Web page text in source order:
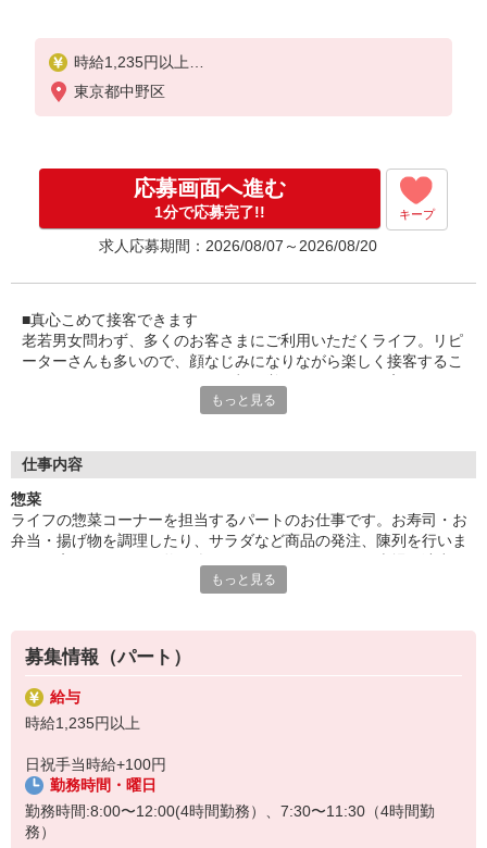
時給1,235円以上
日祝手当時給+100円
東京都中野区
応募画面へ進む
1分で応募完了!! キープ
求人応募期間：2026/08/07～2026/08/20
■真心こめて接客できます
老若男女問わず、多くのお客さまにご利用いただくライフ。リピ
ーターさんも多いので、顔なじみになりながら楽しく接客するこ
らっしゃるので、温かいコミュニケーションが生まれます。接客
■がんばり次第でボーナス有
さんには、そのがんばりに「ありがとう」の気持ちをこめてボー
ナスを支給いたします。等級が上がれば時給が上がりさらにボー
ナスもゲットできるので、がんばりが目に見えてやる気もますま
すアップ！無理のないパート勤務でもやりがいを得られます。
もっと見る
仕事内容
惣菜
ライフの惣菜コーナーを担当するパートのお仕事です。お寿司・お
弁当・揚げ物を調理したり、サラダなど商品の発注、陳列を行いま
るのも大事なお仕事！自分のお買い物経験や家庭料理の延長で始め
もっと見る
募集情報（パート）
給与
時給1,235円以上
日祝手当時給+100円
勤務時間・曜日
勤務時間:8:00〜12:00(4時間勤務）、7:30〜11:30（4時間勤
務）